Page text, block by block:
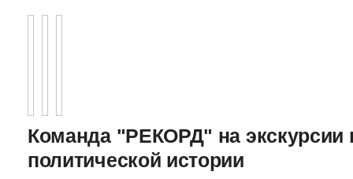
Команда "РЕКОРД" на экскурсии
политической истории